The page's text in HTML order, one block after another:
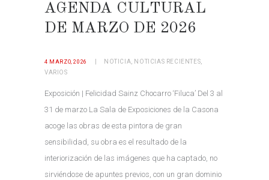
AGENDA CULTURAL
DE MARZO DE 2026
4 MARZO, 2026 NOTICIA, NOTICIAS RECIENTES,
VARIOS
Exposición | Felicidad Sainz Chocarro ‘Filuca’ Del 3 al
31 de marzo La Sala de Exposiciones de la Casona
acoge las obras de esta pintora de gran
sensibilidad, su obra es el resultado de la
interiorización de las imágenes que ha captado, no
sirviéndose de apuntes previos, con un gran dominio